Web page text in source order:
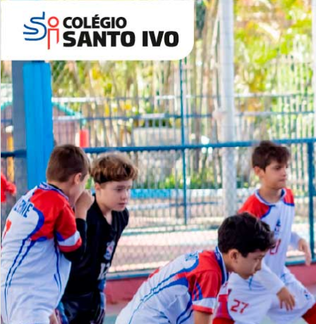
Período Integral | Saiba mais
Lista de vídeos
NOSSOCANAL